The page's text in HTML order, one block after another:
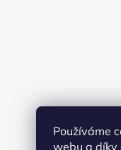
Používáme
webu a díky